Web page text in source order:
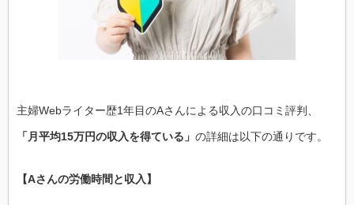
主婦Webライター歴1年目のAさんによる収入の口コミ評判、
「月平均15万円の収入を得ている」 の詳細は以下の通りです。
【Aさんの労働時間と収入】